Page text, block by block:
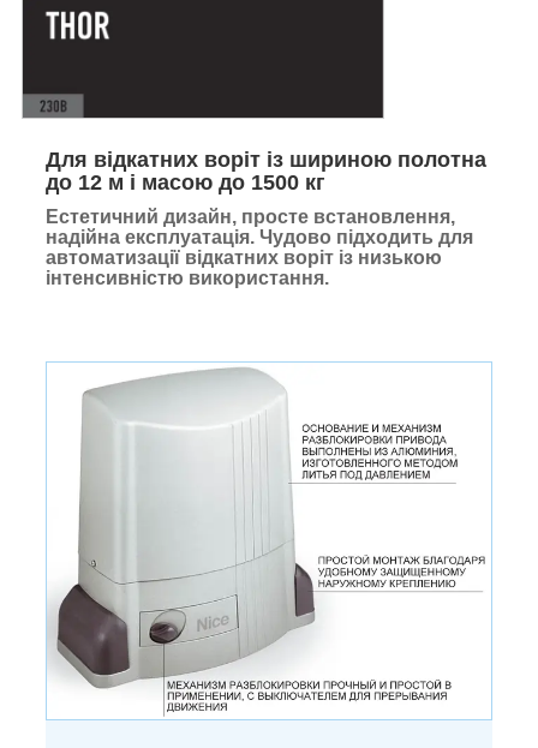
Для відкатних воріт із шириною полотна
до 12 м і масою до 1500 кг
Естетичний дизайн, просте встановлення,
надійна експлуатація. Чудово підходить для
автоматизації відкатних воріт із низькою
інтенсивністю використання.